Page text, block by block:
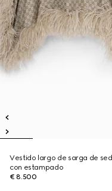
Vestido largo de sarga de
con estampado
€ 8.500